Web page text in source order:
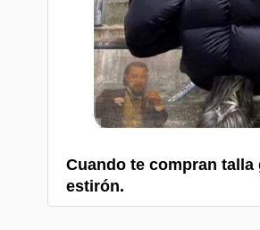
Cuando te compran talla
estirón.